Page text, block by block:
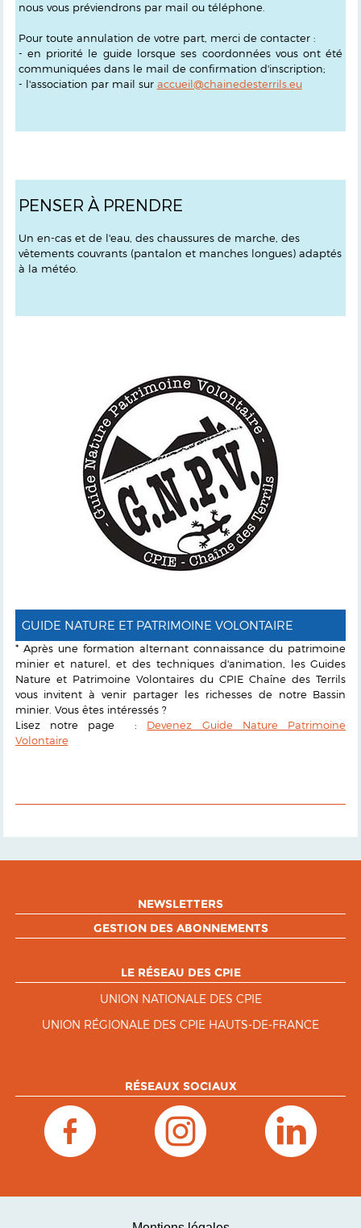
nous vous préviendrons par mail ou téléphone.
Pour toute annulation de votre part, merci de contacter :
- en priorité le guide lorsque ses coordonnées vous ont été
communiquées dans le mail de confirmation d'inscription;
- l'association par mail sur accueil@chainedesterrils.eu
PENSER À PRENDRE
Un en-cas et de l'eau, des chaussures de marche, des
vêtements couvrants (pantalon et manches longues) adaptés
à la météo.
GUIDE NATURE ET PATRIMOINE VOLONTAIRE
* Après une formation alternant connaissance du patrimoine
minier et naturel, et des techniques d'animation, les Guides
Nature et Patrimoine Volontaires du CPIE Chaîne des Terrils
vous invitent à venir partager les richesses de notre Bassin
minier. Vous êtes intéressés ?
Lisez notre page : Devenez Guide Nature Patrimoine
Volontaire
NEWSLETTERS
GESTION DES ABONNEMENTS
LE RÉSEAU DES CPIE
UNION NATIONALE DES CPIE
UNION RÉGIONALE DES CPIE HAUTS-DE-FRANCE
RÉSEAUX SOCIAUX